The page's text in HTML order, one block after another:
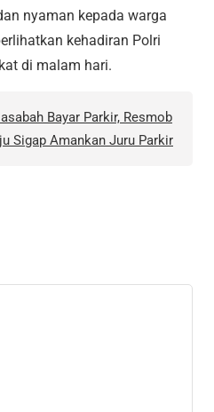
nyaman kepada warga
kehadiran Polri
di malam hari.
Bayar Parkir, Resmob
Sigap Amankan Juru Parkir